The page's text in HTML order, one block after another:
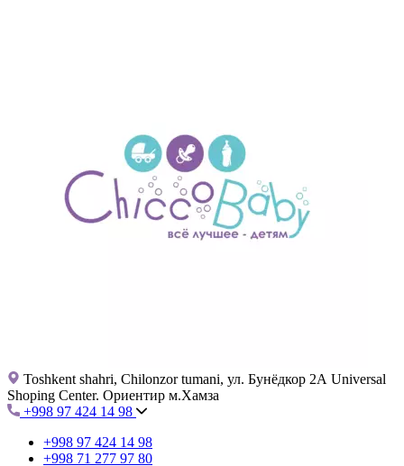
Toshkent shahri, Chilonzor tumani, ул. Бунёдкор 2А Universal
Shoping Center. Ориентир м.Хамза
+998 97 424 14 98
+998 97 424 14 98
+998 71 277 97 80